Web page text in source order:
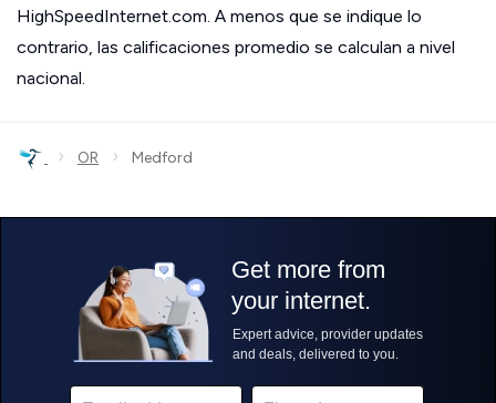
HighSpeedInternet.com. A menos que se indique lo
contrario, las calificaciones promedio se calculan a nivel
nacional.
› OR › Medford